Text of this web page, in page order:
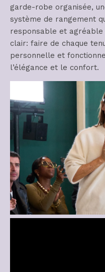
garde-robe organisée,
système de rangement
responsable et agréable
clair: faire de chaque
personnelle et
l’élégance et le confort.